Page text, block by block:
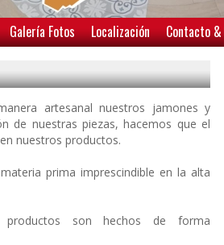
Galería Fotos Localización Contacto &
artesanal nuestros jamones y
de nuestras piezas, hacemos que el
nuestros productos.
prima imprescindible en la alta
productos son hechos de forma